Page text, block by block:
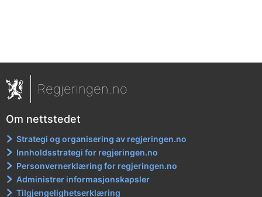
t
a
t
r
:
Regjeringen.no
Om nettstedet
Strategi og organisering av regjeringen.no
Innholdsstrategi for regjeringen.no
Personvernerklæring for regjeringen.no
Administrer informasjonskapsler
Tilgjengelighetserklæring